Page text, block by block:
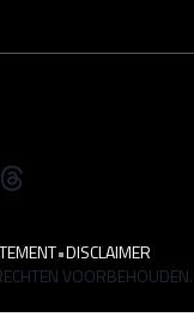
•DISCLAIMER
VOORBEHOUDEN.